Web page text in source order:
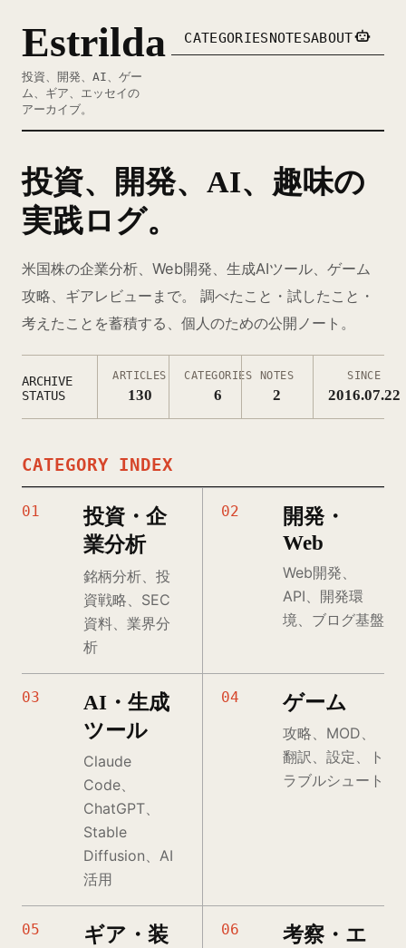
Estrilda CATEGORIESNOTESABOUT
投資、開発、AI、ゲー
ム、ギア、エッセイの
アーカイブ。
投資、開発、AI、趣味の
実践ログ。
米国株の企業分析、Web開発、生成AIツール、ゲーム
攻略、ギアレビューまで。 調べたこと・試したこと・
考えたことを蓄積する、個人のための公開ノート。
ARCHIVE
STATUS
ARTICLES
130
CATEGORIES
6
NOTES
2
SINCE
2016.07.22
CATEGORY INDEX
01
投資・企
業分析
銘柄分析、投
資戦略、SEC
資料、業界分
析
02
開発・
Web
Web開発、
API、開発環
境、ブログ基盤
03
AI・生成
ツール
Claude
Code、
ChatGPT、
Stable
Diffusion、AI
活用
04 ゲーム
攻略、MOD、
翻訳、設定、ト
ラブルシュート
05
ギア・装
06
考察・エ